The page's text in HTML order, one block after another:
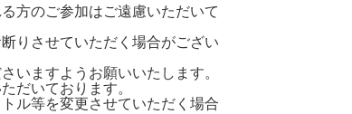
方のご参加はご遠慮いただいて
りさせていただく場合がござい
いますようお願いいたします。
だいております。
ル等を変更させていただく場合